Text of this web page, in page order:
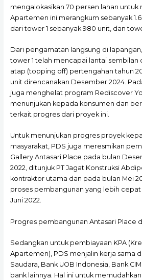
mengalokasikan 70 persen lahan untuk
Apartemen ini merangkum sebanyak
dari tower 1 sebanyak 980 unit, dan
Dari pengamatan langsung di
tower 1 telah mencapai lantai
atap (topping off) pertengahan tahun
unit direncanakan Desember 2024.
juga menghelat program Rediscover
menunjukan kepada konsumen dan
terkait progres dari proyek ini.
Untuk menunjukan progres proyek
masyarakat, PDS juga meresmikan
Gallery Antasari Place pada bulan
2022, ditunjuk PT Jagat Konstruksi
kontraktor utama dan pada bulan Mei
proses pembangunan yang lebih
Juni 2022.
Progres pembangunan Antasari Place
Sedangkan untuk pembiayaan KPA
Apartemen), PDS menjalin kerja sama
Saudara, Bank UOB Indonesia, Bank
bank lainnya. Hal ini untuk